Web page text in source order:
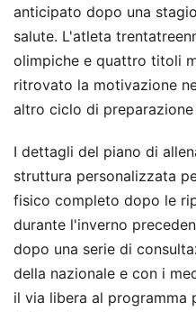
anticipato dopo una
salute. L'atleta
olimpiche e quattro titoli
ritrovato la motivazione
altro ciclo di
I dettagli del piano di
struttura personalizzata
fisico completo dopo le
durante l'inverno
dopo una serie di
della nazionale e con i
il via libera al programma